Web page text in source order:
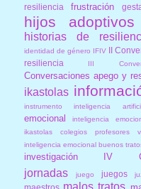
resiliencia
frustración
hijos adoptivos
historias de
identidad de género IFIV II
resiliencia
III
Conversaciones apego y
ikastolas
instrumento inteligencia
emocional
inteligencia
ikastolas colegios profesores
inteligencia emocional buenos
investigación IV
jornadas juego juegos
maestros malos tratos